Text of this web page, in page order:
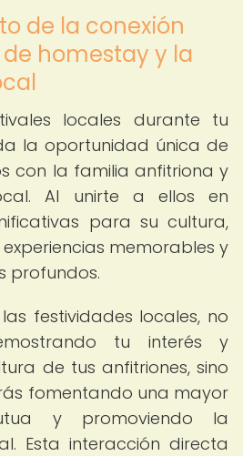
de la conexión
homestay y la
locales durante tu
la oportunidad única de
con la familia anfitriona y
Al unirte a ellos en
para su cultura,
memorables y
profundos.
festividades locales, no
tu interés y
de tus anfitriones, sino
fomentando una mayor
y promoviendo la
Esta interacción directa